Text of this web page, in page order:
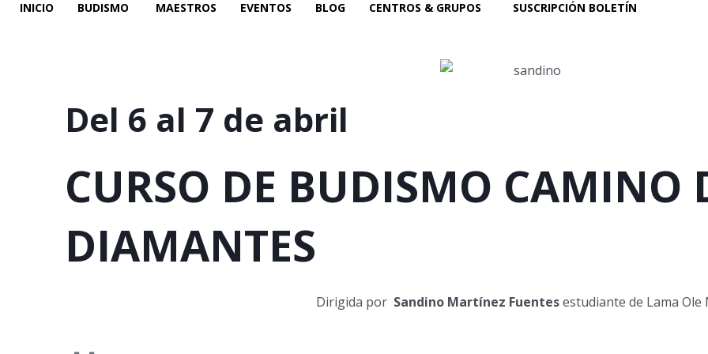
INICIO BUDISMO MAESTROS EVENTOS BLOG CENTROS & GRUPOS SUSCRIPCIÓN BOLETÍN
Del 6 al 7 de abril
CURSO DE BUDISMO CAMINO
DIAMANTES
Dirigida porSandino Martínez Fuentesestudiante de Lama Ole